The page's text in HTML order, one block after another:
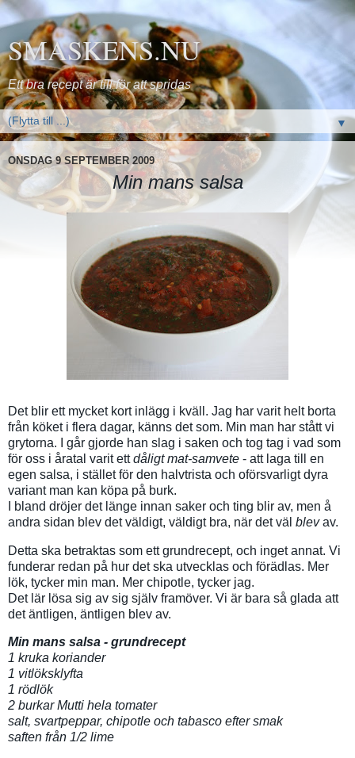
SMASKENS.NU
Ett bra recept är till för att spridas
▼
ONSDAG 9 SEPTEMBER 2009
Min mans salsa
Det blir ett mycket kort inlägg i kväll. Jag har varit helt borta
från köket i flera dagar, känns det som. Min man har stått vi
grytorna. I går gjorde han slag i saken och tog tag i vad som
för oss i åratal varit ettdåligt mat-samvete - att laga till en
egen salsa, i stället för den halvtrista och oförsvarligt dyra
variant man kan köpa på burk.
I bland dröjer det länge innan saker och ting blir av, men å
andra sidan blev det väldigt, väldigt bra, när det väl blevav.
Detta ska betraktas som ett grundrecept, och inget annat. Vi
funderar redan på hur det ska utvecklas och förädlas. Mer
lök, tycker min man. Mer chipotle, tycker jag.
Det lär lösa sig av sig själv framöver. Vi är bara så glada att
det äntligen, äntligen blev av.
Min mans salsa - grundrecept
1 kruka koriander
1 vitlöksklyfta
1 rödlök
2 burkar Mutti hela tomater
salt, svartpeppar, chipotle och tabasco efter smak
saften från 1/2 lime